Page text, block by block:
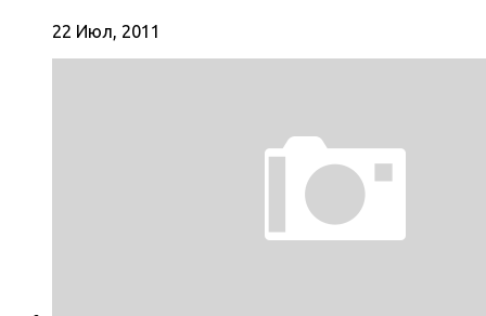
22 Июл, 2011